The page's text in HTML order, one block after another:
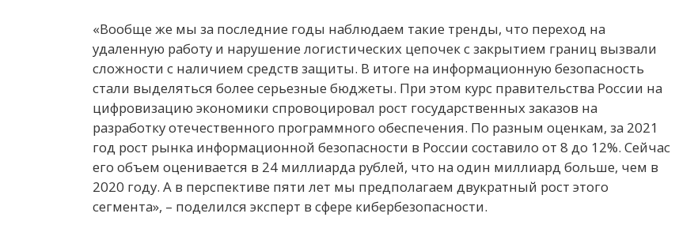
«Вообще же мы за последние годы наблюдаем такие тренды, что переход на
удаленную работу и нарушение логистических цепочек с закрытием границ вызвали
сложности с наличием средств защиты. В итоге на информационную безопасность
стали выделяться более серьезные бюджеты. При этом курс правительства России на
цифровизацию экономики спровоцировал рост государственных заказов на
разработку отечественного программного обеспечения. По разным оценкам, за 2021
год рост рынка информационной безопасности в России составило от 8 до 12%. Сейчас
его объем оценивается в 24 миллиарда рублей, что на один миллиард больше, чем в
2020 году. А в перспективе пяти лет мы предполагаем двукратный рост этого
сегмента», – поделился эксперт в сфере кибербезопасности.